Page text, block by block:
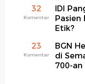
32
Komentar
IDI
Pasien
Etik?
23
Komentar
BGN
di
700-an